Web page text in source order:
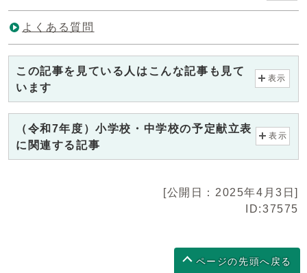
よくある質問
この記事を見ている人はこんな記事も見て
います
表示
（令和7年度）小学校・中学校の予定献立表
に関連する記事
表示
[公開日：2025年4月3日]
ID:37575
ページの先頭へ戻る